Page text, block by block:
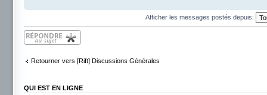
Afficher les messages postés depuis:
Répondre
Retourner vers [Rift] Discussions Générales
QUI EST EN LIGNE